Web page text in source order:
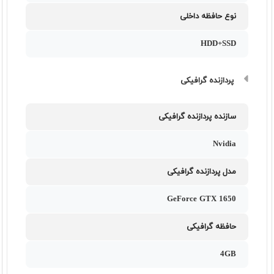
نوع حافظه داخلی
HDD+SSD
پردازنده گرافیکی
سازنده پردازنده گرافیکی
Nvidia
مدل پردازنده گرافیکی
GeForce GTX 1650
حافظه گرافیکی
4GB